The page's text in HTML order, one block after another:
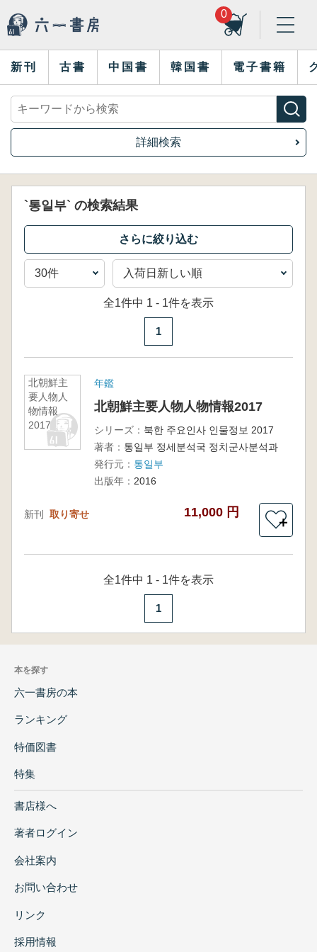
0
新刊 古書 中国書 韓国書 電子書籍
詳細検索
`통일부` の検索結果
全1件中 1 - 1件を表示
1
北朝鮮主
要人物人
物情報
2017
年鑑
北朝鮮主要人物人物情報2017
シリーズ： 북한 주요인사 인물정보 2017
著者： 통일부 정세분석국 정치군사분석과
発行元： 통일부
出版年： 2016
新刊 取り寄せ 11,000 円
＋
全1件中 1 - 1件を表示
1
本を探す
六一書房の本
ランキング
特価図書
特集
書店様へ
著者ログイン
会社案内
お問い合わせ
リンク
採用情報